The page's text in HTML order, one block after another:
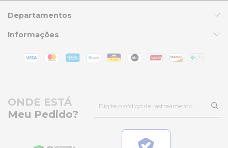
Departamentos
Informações
ONDE ESTÁ
Meu Pedido?